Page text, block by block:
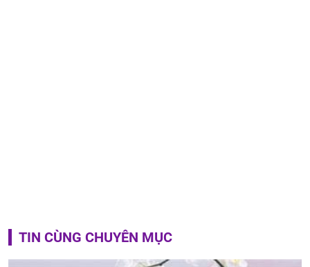
TIN CÙNG CHUYÊN MỤC